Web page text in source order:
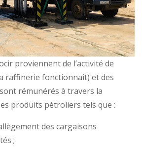
proviennent de l’activité de
raffinerie fonctionnait) et des
rémunérés à travers la
produits pétroliers tels que :
des cargaisons
;